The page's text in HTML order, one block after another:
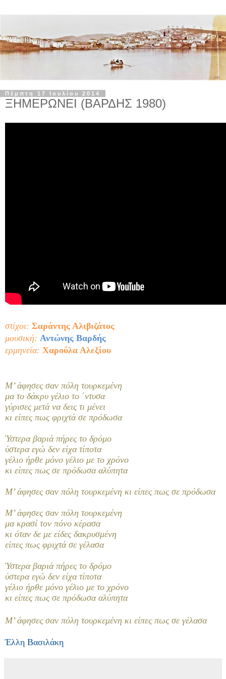
Πέμπτη 17 Ιουλίου 2014
ΞΗΜΕΡΩΝΕΙ (ΒΑΡΔΗΣ 1980)
στίχοι: Σαράντης Αλιβιζάτος
μουσική: Αντώνης Βαρδής
ερμηνεία: Χαρούλα Αλεξίου
Μ’ άφησες σαν πόλη τουρκεμένη
μα το δάκρυ γέλιο το ΄ντυσα
γύρισες μετά να δεις τι μένει
κι είπες πως φριχτά σε πρόδωσα
Ύστερα βαριά πήρες το δρόμο
ύστερα εγώ δεν είχα τίποτα
γέλιο ήρθε μόνο γέλιο με το χρόνο
κι είπες πως σε πρόδωσα αλύπητα
Μ’ άφησες σαν πόλη τουρκεμένη κι είπες πως σε πρόδωσα
Μ’ άφησες σαν πόλη τουρκεμένη
μα κρασί τον πόνο κέρασα
κι όταν δε με είδες δακρυσμένη
είπες πως φριχτά σε γέλασα
Ύστερα βαριά πήρες το δρόμο
ύστερα εγώ δεν είχα τίποτα
γέλιο ήρθε μόνο γέλιο με το χρόνο
κι είπες πως σε πρόδωσα αλύπητα
Μ’ άφησες σαν πόλη τουρκεμένη κι είπες πως σε γέλασα
Έλλη Βασιλάκη